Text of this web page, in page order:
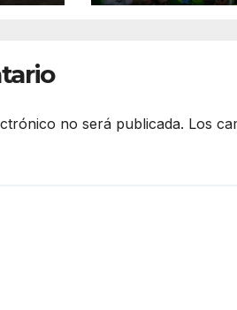
vigilancia
no será publicada. Los